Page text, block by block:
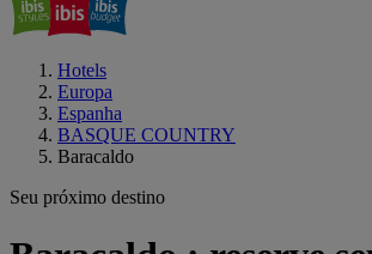
Hotels
Europa
Espanha
BASQUE COUNTRY
Baracaldo
Seu próximo destino